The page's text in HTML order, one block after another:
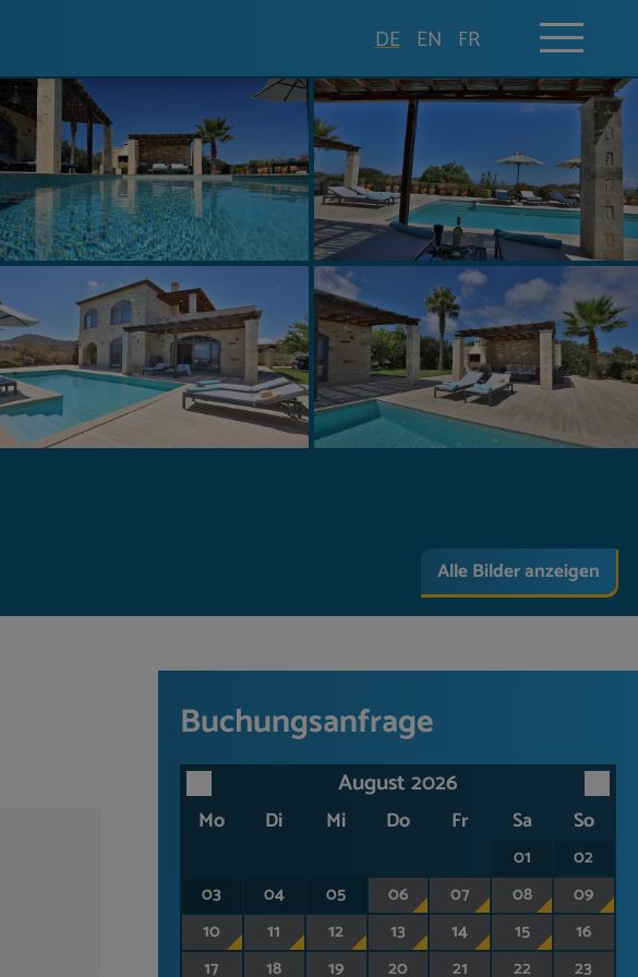
DE EN FR
Alle Bilder anzeigen
Buchungsanfrage
August 2026
Mo Di Mi Do Fr Sa So
01
02
03
04 05 06 07 08
09
10
11 12 13 14 15
16
17
18 19 20 21 22
23